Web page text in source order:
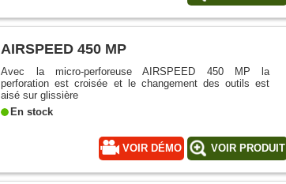
AIRSPEED 450 MP
Avec la micro-perforeuse AIRSPEED 450 MP la
perforation est croisée et le changement des outils est
aisé sur glissière
En stock
VOIR DÉMO VOIR PRODUIT